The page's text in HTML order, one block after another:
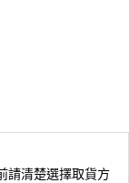
請清楚選擇取貨方